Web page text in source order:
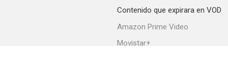
Contenido que expirara en VOD
Amazon Prime Video
Movistar+